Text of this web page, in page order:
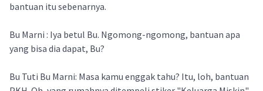
bantuan itu sebenarnya.
Bu Marni : Iya betul Bu. Ngomong-ngomong, bantuan apa
yang bisa dia dapat, Bu?
Bu Tuti Bu Marni: Masa kamu enggak tahu? Itu, loh, bantuan